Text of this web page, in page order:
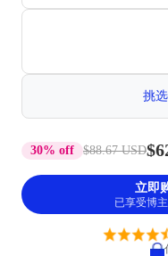
挑
30% off $88.67 USD
立即
已享受博